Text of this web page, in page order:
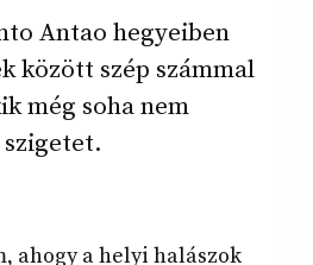
Antao hegyeiben
között szép számmal
még soha nem
ahogy a helyi halászok